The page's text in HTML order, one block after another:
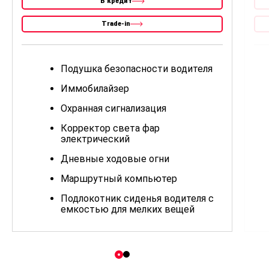
Trade-in
Подушка безопасности водителя
Иммобилайзер
Охранная сигнализация
Корректор света фар
электрический
Дневные ходовые огни
Маршрутный компьютер
Подлокотник сиденья водителя с
емкостью для мелких вещей
Раздельное заднее сиденье
Обивка сидений тканевая